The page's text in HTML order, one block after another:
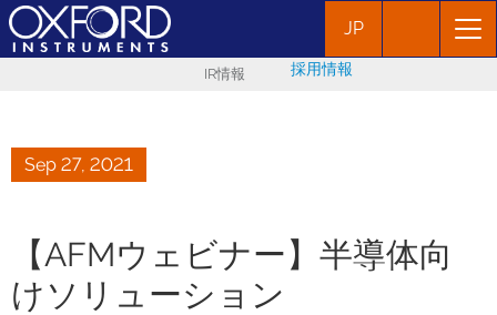
JP
IR情報 採用情報
Sep 27, 2021
【AFMウェビナー】半導体向
けソリューション